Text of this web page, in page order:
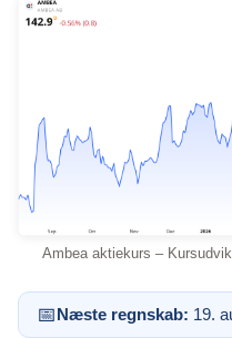
Ambea aktiekurs –
📅Næste regnskab: 19.